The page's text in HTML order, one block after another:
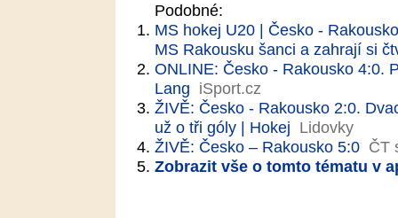
Podobné:
MS hokej U20 | Česko -
MS Rakousku šanci a zahrají si
ONLINE: Česko - Rakousko 4:0.
Lang iSport.cz
ŽIVĚ: Česko - Rakousko 2:0.
už o tři góly | Hokej Lidovky
ŽIVĚ: Česko – Rakousko 5:0 ČT
Zobrazit vše o tomto tématu v